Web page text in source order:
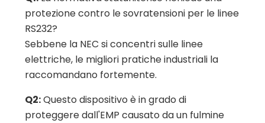
protezione contro le sovratensioni per le linee
RS232?
Sebbene la NEC si concentri sulle linee
elettriche, le migliori pratiche industriali la
raccomandano fortemente.
Q2:Questo dispositivo è in grado di
proteggere dall'EMP causato da un fulmine